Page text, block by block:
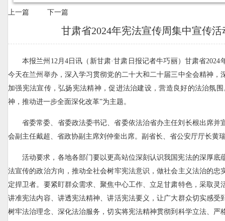
上一篇 下一篇
甘肃省2024年宪法宣传周集中宣传活
本报兰州12月4日讯（新甘肃·甘肃日报记者牛巧丽）甘肃省2024
今天在兰州举办，深入学习贯彻党的二十大和二十届三中全会精神，
加强宪法宣传，弘扬宪法精神，促进法治建设，营造良好的法治氛
神，推动进一步全面深化改革”为主题。
省委常委、省委政法委书记、省委依法治省办主任刘长根出席并
会副主任戴超、省政协副主席刘仲奎出席。副省长、省公安厅厅长黄
活动要求，各地各部门要以更高站位深刻认识我国宪法的深厚底
法宣传的政治方向，推动全社会树牢宪法意识，做社会主义法治的忠
定捍卫者。要紧盯群众需求、聚焦中心工作、立足甘肃特色，采取灵
讲准宪法内容、讲透宪法精神、讲活宪法要义，让广大群众切实感受
树牢法治理念、深化法治服务，切实将宪法精神贯彻到科学立法、严